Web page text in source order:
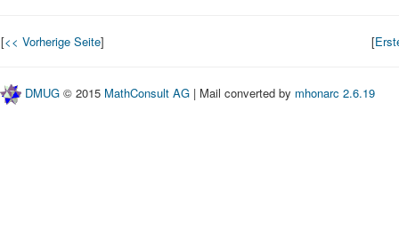
[<< Vorherige Seite] [
DMUG © 2015 MathConsult AG | Mail converted by mhonarc 2.6.19